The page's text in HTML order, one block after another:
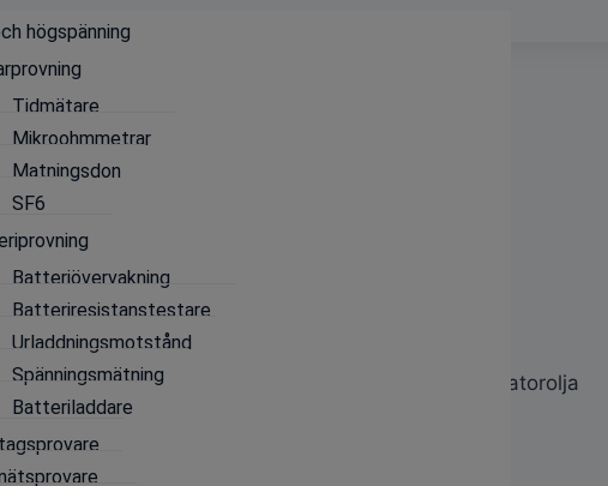
högspänning
Tidmätare
Mikroohmmetrar
Matningsdon
SF6
Batteriövervakning
Batteriresistanstestare
Urladdningsmotstånd
Spänningsmätning
Batteriladdare
/Oljeprovare/ BA-serien för provning av transformatorolja